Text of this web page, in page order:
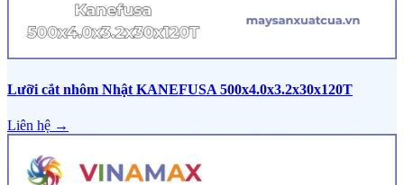
Lưỡi cắt nhôm Nhật KANEFUSA 500x4.0x3.2x30x120T
Liên hệ →